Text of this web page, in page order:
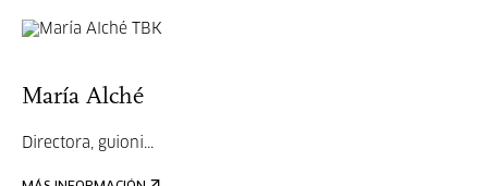
María Alché
Directora, guioni...